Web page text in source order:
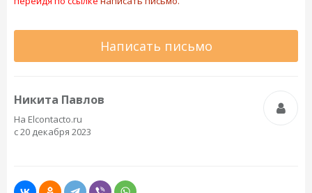
Написать письмо
Никита Павлов
На Elcontacto.ru
с 20 декабря 2023